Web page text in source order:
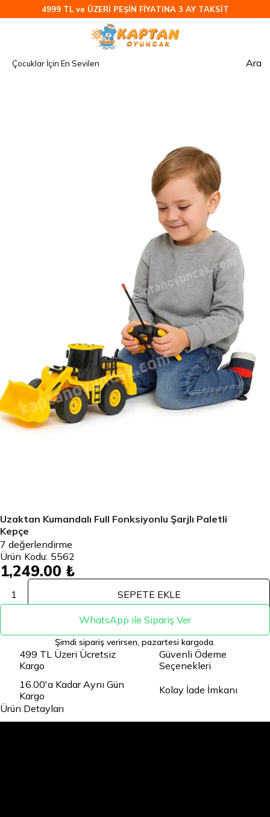
4999 TL ve ÜZERİ PEŞİN FİYATINA 3 AY TAKSİT
Ara
Uzaktan Kumandalı Full Fonksiyonlu Şarjlı Paletli
Kepçe
7 değerlendirme
Ürün Kodu: 5562
1,249.00 ₺
1 SEPETE EKLE
WhatsApp ile Sipariş Ver
Şimdi sipariş verirsen, pazartesi kargoda.
499 TL Üzeri Ücretsiz
Kargo
Güvenli Ödeme
Seçenekleri
16.00'a Kadar Aynı Gün
Kargo
Kolay İade İmkanı
Ürün Detayları